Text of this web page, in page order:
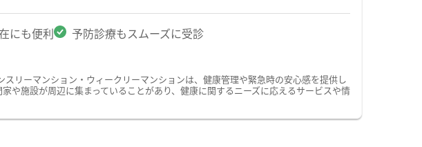
にも便利 予防診療もスムーズに受診
リーマンション・ウィークリーマンションは、健康管理や緊急時の安心感を提供し
や施設が周辺に集まっていることがあり、健康に関するニーズに応えるサービスや情